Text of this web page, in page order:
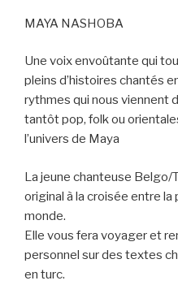
MAYA NASHOBA
Une voix envoûtante qui
pleins d’histoires chantés
rythmes qui nous viennent
tantôt pop, folk ou
l’univers de Maya
La jeune chanteuse
original à la croisée entre la
monde.
Elle vous fera voyager et
personnel sur des textes
en turc.